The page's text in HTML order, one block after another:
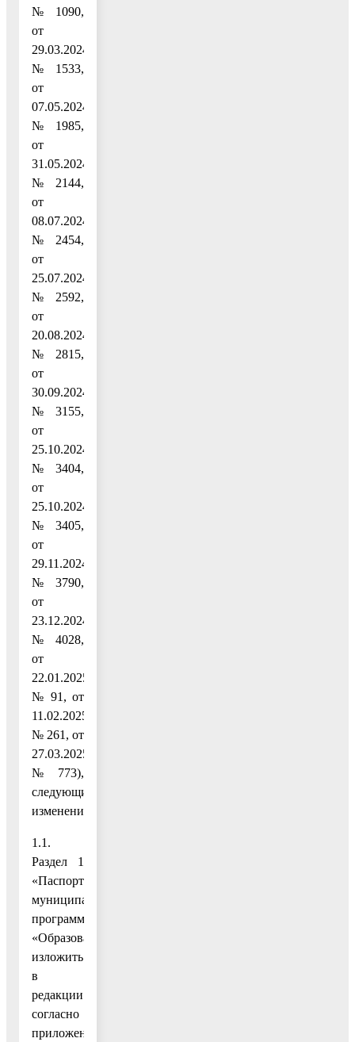
№ 1090,
от
29.03.2024
№ 1533,
от
07.05.2024
№ 1985,
от
31.05.2024
№ 2144,
от
08.07.2024
№ 2454,
от
25.07.2024
№ 2592,
от
20.08.2024
№ 2815,
от
30.09.2024
№ 3155,
от
25.10.2024
№ 3404,
от
25.10.2024
№ 3405,
от
29.11.2024
№ 3790,
от
23.12.2024
№ 4028,
от
22.01.2025
№ 91, от
11.02.2025
№ 261, от
27.03.2025
№ 773),
следующие
изменения:
1.1.
Раздел 1
«Паспорт
муниципальной
программы
«Образование»
изложить
в
редакции
согласно
приложению